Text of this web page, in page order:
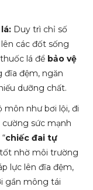
Duy trì chỉ số
các đốt sống
lá để bảo vệ
đĩa đệm, ngăn
dưỡng chất.
môn như bơi lội, đi
sức mạnh
chiếc đai tự
tốt nhờ môi trường
lực lên đĩa đệm,
gần mông tái